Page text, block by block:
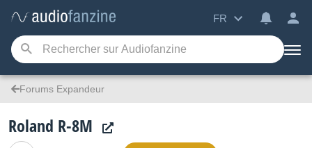
FR
Forums Expandeur
Roland R-8M